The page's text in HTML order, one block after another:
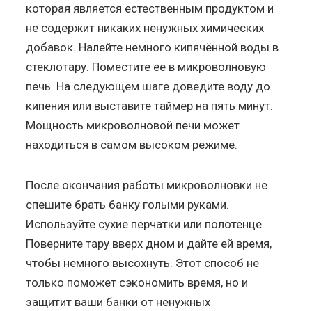
которая является естественным продуктом и
не содержит никаких ненужных химических
добавок. Налейте немного кипячённой воды в
стеклотару. Поместите её в микроволновую
печь. На следующем шаге доведите воду до
кипения или выставите таймер на пять минут.
Мощность микроволновой печи может
находиться в самом высоком режиме.
После окончания работы микроволновки не
спешите брать банку голыми руками.
Используйте сухие перчатки или полотенце.
Поверните тару вверх дном и дайте ей время,
чтобы немного высохнуть. Этот способ не
только поможет сэкономить время, но и
защитит ваши банки от ненужных